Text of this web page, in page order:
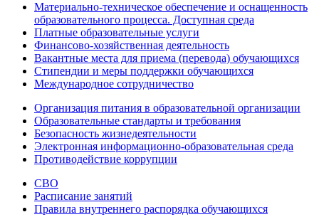
Материально-техническое обеспечение и оснащенность
образовательного процесса. Доступная среда
Платные образовательные услуги
Финансово-хозяйственная деятельность
Вакантные места для приема (перевода) обучающихся
Стипендии и меры поддержки обучающихся
Международное сотрудничество
Организация питания в образовательной организации
Образовательные стандарты и требования
Безопасность жизнедеятельности
Электронная информационно-образовательная среда
Противодействие коррупции
СВО
Расписание занятий
Правила внутреннего распорядка обучающихся